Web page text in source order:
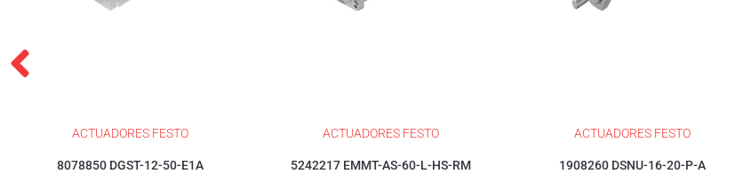
ACTUADORES FESTO
8078850 DGST-12-50-E1A
ACTUADORES FESTO
5242217 EMMT-AS-60-L-HS-RM
ACTUADORES FESTO
1908260 DSNU-16-20-P-A